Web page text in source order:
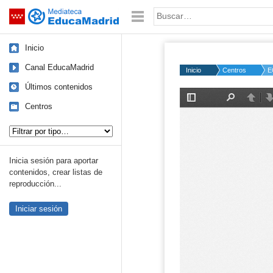
Saltar navegación Palabra o frase:
Inicio
Canal EducaMadrid
Últimos contenidos
Centros
Inicia sesión para aportar
contenidos, crear listas de
reproducción...
Iniciar sesión
Inicio Centros